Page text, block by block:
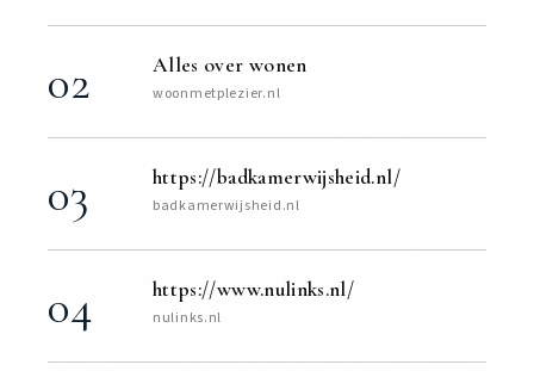
02 Alles over wonen
woonmetplezier.nl
03 https://badkamerwijsheid.nl/
badkamerwijsheid.nl
04 https://www.nulinks.nl/
nulinks.nl